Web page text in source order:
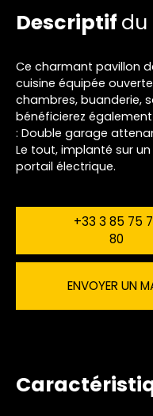
Descriptif du
Ce charmant pavillon
cuisine équipée
chambres, buanderie,
bénéficierez
: Double garage
Le tout, implanté sur
portail électrique.
+33 3 85 75
80
ENVOYER UN